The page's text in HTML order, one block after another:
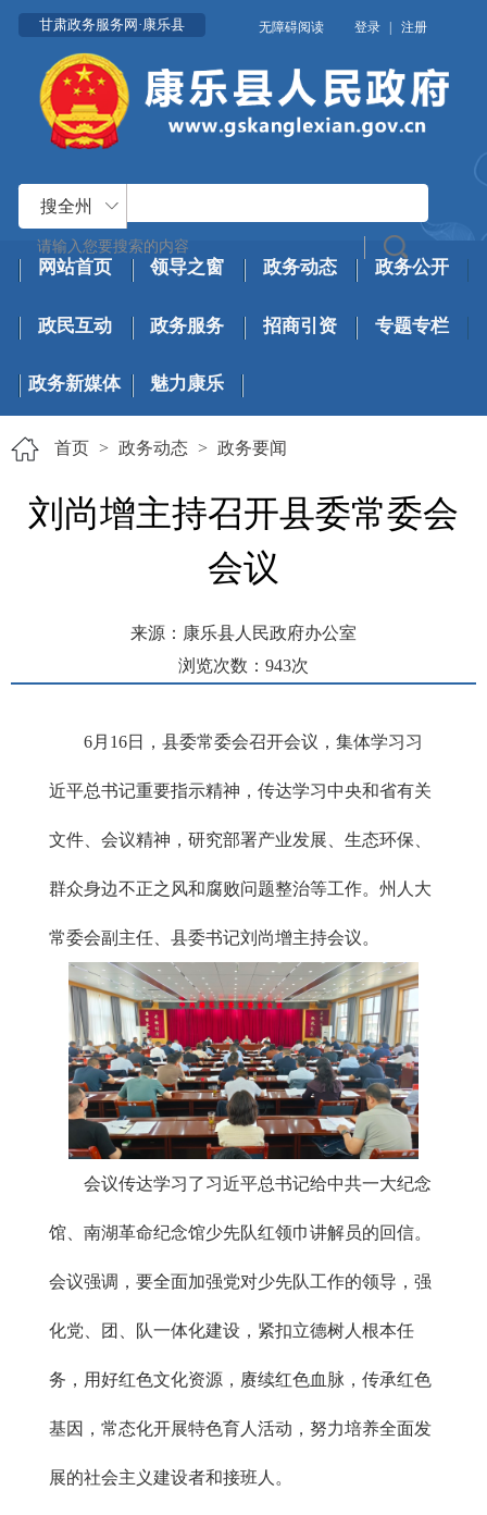
甘肃政务服务网·康乐县 无障碍阅读 登录 | 注册
搜全州
网站首页 领导之窗 政务动态 政务公开
政民互动 政务服务 招商引资 专题专栏
政务新媒体 魅力康乐
首页 > 政务动态 > 政务要闻
刘尚增主持召开县委常委会
会议
来源：康乐县人民政府办公室
浏览次数： 943次
6月16日，县委常委会召开会议，集体学习习
近平总书记重要指示精神，传达学习中央和省有关
文件、会议精神，研究部署产业发展、生态环保、
群众身边不正之风和腐败问题整治等工作。州人大
常委会副主任、县委书记刘尚增主持会议。
会议传达学习了习近平总书记给中共一大纪念
馆、南湖革命纪念馆少先队红领巾讲解员的回信。
会议强调，要全面加强党对少先队工作的领导，强
化党、团、队一体化建设，紧扣立德树人根本任
务，用好红色文化资源，赓续红色血脉，传承红色
基因，常态化开展特色育人活动，努力培养全面发
展的社会主义建设者和接班人。